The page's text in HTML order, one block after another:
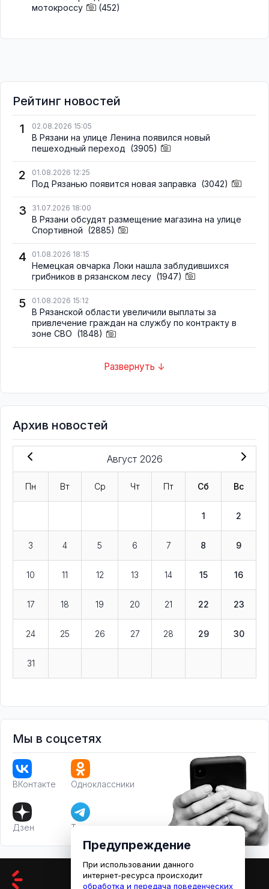
мотокроссу
(452)
Рейтинг новостей
1
02.08.2026 15:05
В Рязани на улице Ленина появился новый
пешеходный переход (3905)
2 01.08.2026 12:25
Под Рязанью появится новая заправка (3042)
3 31.07.2026 18:00
В Рязани обсудят размещение магазина на улице
Спортивной (2885)
4 01.08.2026 18:15
Немецкая овчарка Локи нашла заблудившихся
грибников в рязанском лесу (1947)
5 01.08.2026 15:12
В Рязанской области увеличили выплаты за
привлечение граждан на службу по контракту в
зоне СВО (1848)
Развернуть ↓
Архив новостей
Август 2026
Пн Вт Ср Чт Пт Сб Вс
1 2
3 4 5 6 7 8 9
10 11 12 13 14 15 16
17 18 19 20 21 22 23
24 25 26 27 28 29 30
31
Мы в соцсетях
ВКонтакте Одноклассники
Дзен Телеграм
Предупреждение
При использовании данного
интернет-ресурса происходит
обработка и передача поведенческих